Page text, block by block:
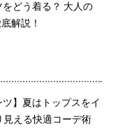
どう着る？ 大人の
解説！
ツ】夏はトップスをイ
見える快適コーデ術